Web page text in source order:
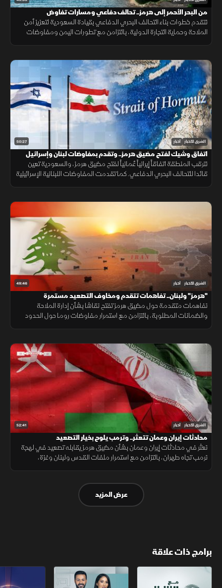
من البحر الأحمر إلى هرمز.. تحالف دفاعي ومسارات تفاوض
تتقدم خطوات بناء التحالف البحري الدفاعي بقيادة السعودية لتعزيز أمن
الملاحة وحماية التجارة الدولية، بالتزامن مع تطورات اليمن ومفاوضات
50:27 الشرق للأخبار أخبار
اتفاق وشيك لفتح مضيق هرمز.. وتقدم بمفاوضات لبنان وإسرائيل
تترقب المنطقة اتفاقاً إيرانياً عُمانياً لفتح مضيق هرمز، والسعودية تعين
قائدا للتحالف البحري الدفاعي. كما تقدمت المفاوضات اللبنانية الإسرائيلية
49:46 الشرق للأخبار أخبار
"هرمز" ولبنان.. تفاهمات تتقدم ومخاوف التصعيد مستمرة
تفاهمات متقدمة حول مضيق هرمز تفتح نقاشا بشأن إدارة الملاحة
والضمانات المطلوبة، بالتزامن مع استمرار مفاوضات روما حول الحدود
52:41 الشرق للأخبار أخبار
محادثات إيران وعمان تتعثر.. وترمب يلوح بخيار التصعيد
تعثر في محادثات إيران وعمان بشأن مضيق هرمز يقابله تصعيد في لهجة
ترمب تجاه طهران، بالتزامن مع استمرار ملفات القدس ولبنان وغزة،
عرض المزيد
برامج ذات علاقة
مع الشرق الأوسط الخبر الآخر تقارير الشرق